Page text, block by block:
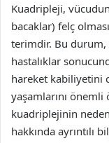
Kuadripleji,
bacaklar) felç
terimdir. Bu
hastalıklar
hareket kabiliyetini
yaşamlarını
kuadriplejinin
hakkında ayrıntılı